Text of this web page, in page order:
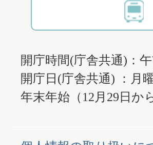
開庁時間(庁舎共通)：
開庁日(庁舎共通) ：月
年末年始（12月29日か